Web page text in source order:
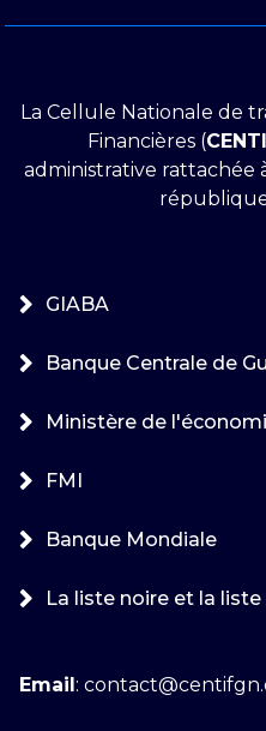
La Cellule Nationale de
Financières (
administrative rattachée
GIABA
Banque Centrale de
Ministère de
FMI
Banque Mondiale
La liste noire et la liste
Email: